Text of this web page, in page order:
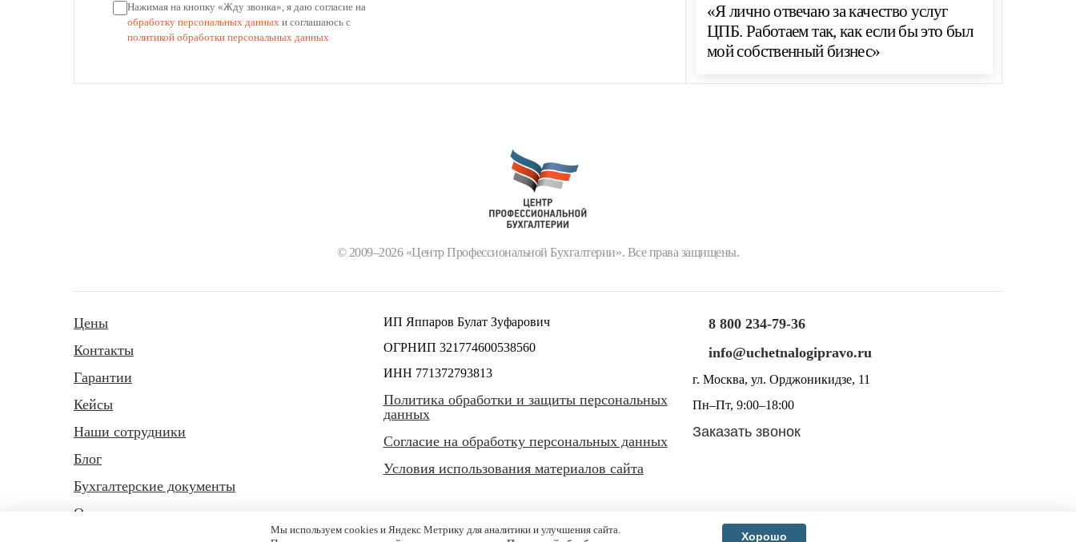
Нажимая на кнопку «Жду звонка», я даю согласие на
обработку персональных данных и соглашаюсь с
политикой обработки персональных данных
«Я лично отвечаю за качество услуг
ЦПБ. Работаем так, как если бы это был
мой собственный бизнес»
© 2009–2026 «Центр Профессиональной Бухгалтерии». Все права защищены.
Цены
Контакты
Гарантии
Кейсы
Наши сотрудники
Блог
Бухгалтерские документы
Отзывы
ИП Яппаров Булат Зуфарович
ОГРНИП 321774600538560
ИНН 771372793813
Политика обработки и защиты персональных
данных
Согласие на обработку персональных данных
Условия использования материалов сайта
8 800 234-79-36
info@uchetnalogipravo.ru
г. Москва, ул. Орджоникидзе, 11
Пн–Пт, 9:00–18:00
Заказать звонок
Мы используем cookies и Яндекс Метрику для аналитики и улучшения сайта.
Хорошо